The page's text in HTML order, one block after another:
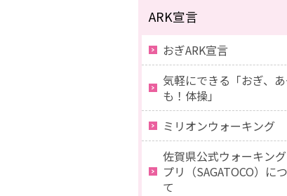
ARK宣言
おぎARK宣言
気軽にできる「おぎ、
も！体操」
ミリオンウォーキング
佐賀県公式ウォーキン
プリ（SAGATOCO）に
て